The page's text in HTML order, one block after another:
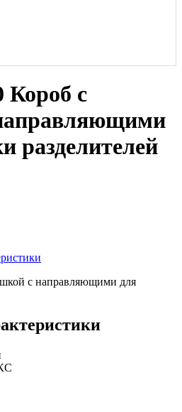
Короб с
разделителей
с направляющими для